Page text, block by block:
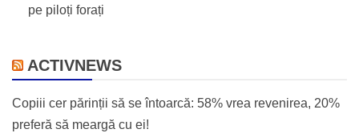
pe piloți forați
ACTIVNEWS
Copiii cer părinții să se întoarcă: 58% vrea revenirea, 20%
preferă să meargă cu ei!